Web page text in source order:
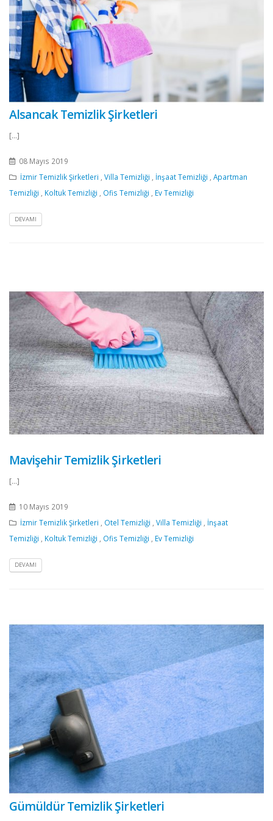
Alsancak Temizlik Şirketleri
[...]
08 Mayıs 2019
İzmir Temizlik Şirketleri
Villa Temizliği İnşaat Temizliği
Apartman
Temizliği
Koltuk Temizliği Ofis Temizliği Ev Temizliği
DEVAMI
Mavişehir Temizlik Şirketleri
[...]
10 Mayıs 2019
İzmir Temizlik Şirketleri , Otel Temizliği , Villa Temizliği , İnşaat
Temizliği , Koltuk Temizliği , Ofis Temizliği , Ev Temizliği
DEVAMI
Gümüldür Temizlik Şirketleri